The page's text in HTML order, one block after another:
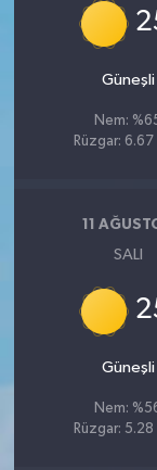
Güneşli
Nem:
Rüzgar:
11
SALI
Güneşli
Nem:
Rüzgar: